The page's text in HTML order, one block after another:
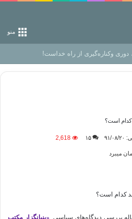
منو
دوری وکناره‌گیری از راه خداست‌!
است؟
۲۰ ۱۵ 2,618
کدام است؟
بررسی دیدگاه‌های سیاسی «بنیانگزار مکتب